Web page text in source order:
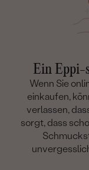
Ein Eppi-
Wenn Sie
einkaufen,
verlassen,
sorgt, dass